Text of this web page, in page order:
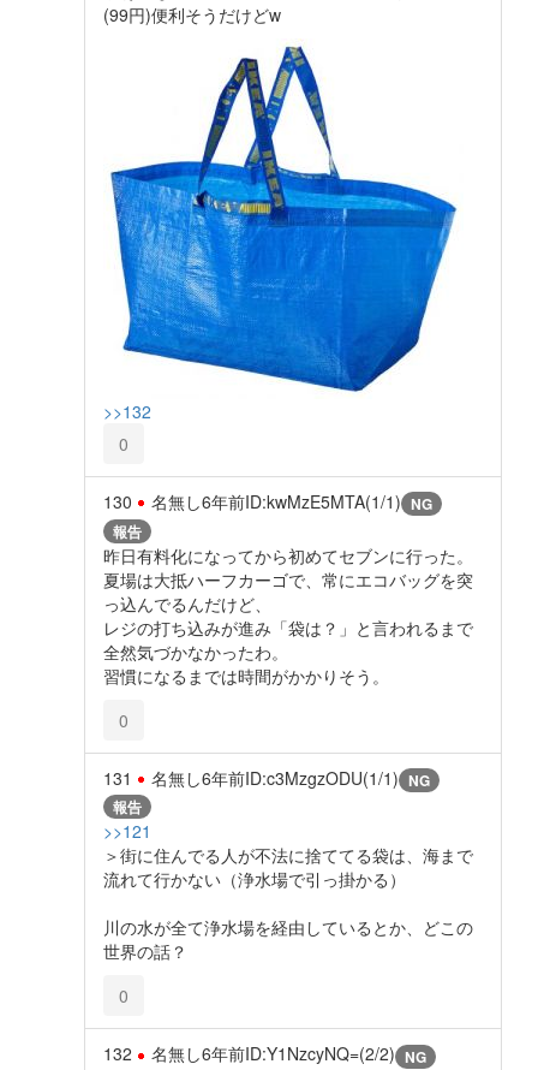
(99円)便利そうだけどw
>>132
0
130 名無し6年前ID:kwMzE5MTA(1/1) NG
報告
昨日有料化になってから初めてセブンに行った。
夏場は大抵ハーフカーゴで、常にエコバッグを突
っ込んでるんだけど、
レジの打ち込みが進み「袋は？」と言われるまで
全然気づかなかったわ。
習慣になるまでは時間がかかりそう。
0
131 名無し6年前ID:c3MzgzODU(1/1) NG
報告
>>121
＞街に住んでる人が不法に捨ててる袋は、海まで
流れて行かない（浄水場で引っ掛かる）
川の水が全て浄水場を経由しているとか、どこの
世界の話？
0
132 名無し6年前ID:Y1NzcyNQ=(2/2) NG